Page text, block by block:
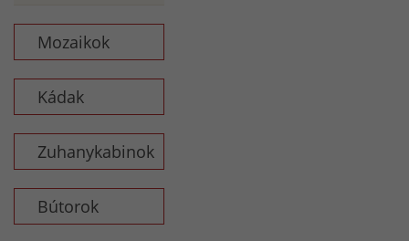
Mozaikok
Kádak
Zuhanykabinok
Bútorok